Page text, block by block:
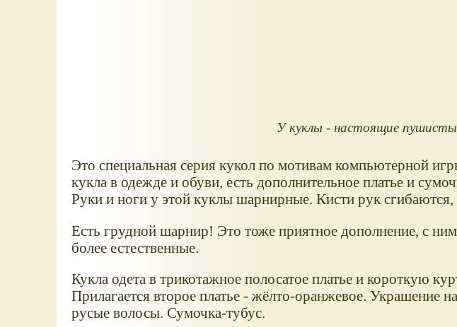
У куклы - настоящие
Это специальная серия кукол по мотивам компьютерной
кукла в одежде и обуви, есть дополнительное платье и
Руки и ноги у этой куклы шарнирные. Кисти рук сгибаются,
Есть грудной шарнир! Это тоже приятное дополнение, с
более естественные.
Кукла одета в трикотажное полосатое платье и короткую
Прилагается второе платье - жёлто-оранжевое. Украшение
русые волосы. Сумочка-тубус.